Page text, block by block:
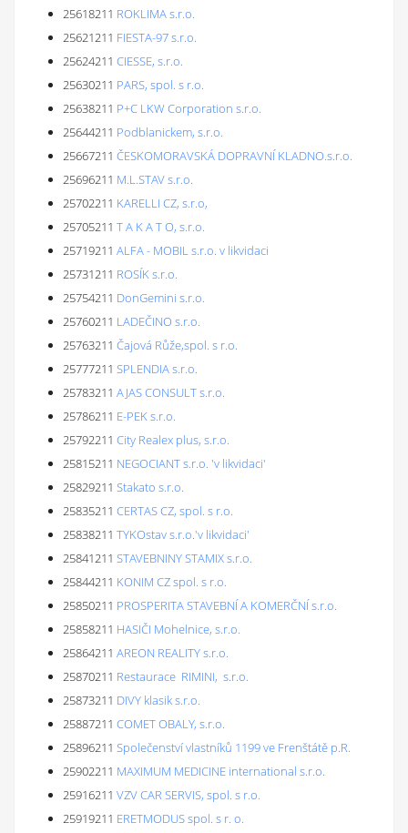
25618211 ROKLIMA s.r.o.
25621211 FIESTA-97 s.r.o.
25624211 CIESSE, s.r.o.
25630211 PARS, spol. s r.o.
25638211 P+C LKW Corporation s.r.o.
25644211 Podblanickem, s.r.o.
25667211 ČESKOMORAVSKÁ DOPRAVNÍ KLADNO.s.r.o.
25696211 M.L.STAV s.r.o.
25702211 KARELLI CZ, s.r.o,
25705211 T A K A T O, s.r.o.
25719211 ALFA - MOBIL s.r.o. v likvidaci
25731211 ROSÍK s.r.o.
25754211 DonGemini s.r.o.
25760211 LADEČINO s.r.o.
25763211 Čajová Růže,spol. s r.o.
25777211 SPLENDIA s.r.o.
25783211 AJAS CONSULT s.r.o.
25786211 E-PEK s.r.o.
25792211 City Realex plus, s.r.o.
25815211 NEGOCIANT s.r.o. 'v likvidaci'
25829211 Stakato s.r.o.
25835211 CERTAS CZ, spol. s r.o.
25838211 TYKOstav s.r.o.'v likvidaci'
25841211 STAVEBNINY STAMIX s.r.o.
25844211 KONIM CZ spol. s r.o.
25850211 PROSPERITA STAVEBNÍ A KOMERČNÍ s.r.o.
25858211 HASIČI Mohelnice, s.r.o.
25864211 AREON REALITY s.r.o.
25870211 Restaurace RIMINI, s.r.o.
25873211 DIVY klasik s.r.o.
25887211 COMET OBALY, s.r.o.
25896211 Společenství vlastníků 1199 ve Frenštátě p.R.
25902211 MAXIMUM MEDICINE international s.r.o.
25916211 VZV CAR SERVIS, spol. s r.o.
25919211 ERETMODUS spol. s r. o.